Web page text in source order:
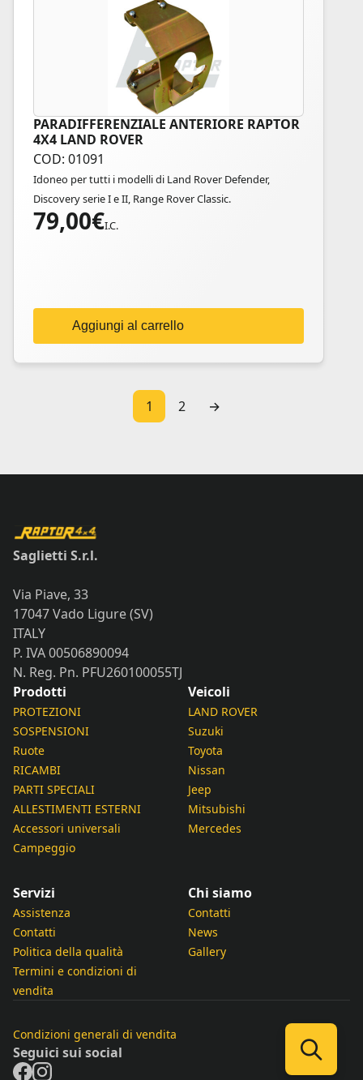
PARADIFFERENZIALE ANTERIORE RAPTOR
4X4 LAND ROVER
COD: 01091
Idoneo per tutti i modelli di Land Rover Defender,
Discovery serie I e II, Range Rover Classic.
79,00€I.C.
Aggiungi al carrello
1 2 →
Saglietti S.r.l.
Via Piave, 33
17047 Vado Ligure (SV)
ITALY
P. IVA 00506890094
N. Reg. Pn. PFU260100055TJ
Prodotti
PROTEZIONI
SOSPENSIONI
Ruote
RICAMBI
PARTI SPECIALI
ALLESTIMENTI ESTERNI
Accessori universali
Campeggio
Veicoli
LAND ROVER
Suzuki
Toyota
Nissan
Jeep
Mitsubishi
Mercedes
Servizi
Assistenza
Contatti
Politica della qualità
Termini e condizioni di
vendita
Chi siamo
Contatti
News
Gallery
Condizioni generali di vendita
Seguici sui social